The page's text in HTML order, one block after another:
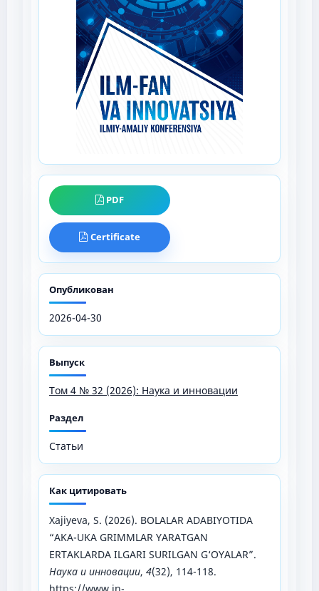
PDF
Certificate
Опубликован
2026-04-30
Выпуск
Том 4 № 32 (2026): Наука и инновации
Раздел
Статьи
Как цитировать
Xajiyeva, S. (2026). BOLALAR ADABIYOTIDA
“AKA-UKA GRIMMLAR YARATGAN
ERTAKLARDA ILGARI SURILGAN G‘OYALAR”.
Наука и инновации, 4(32), 114-118.